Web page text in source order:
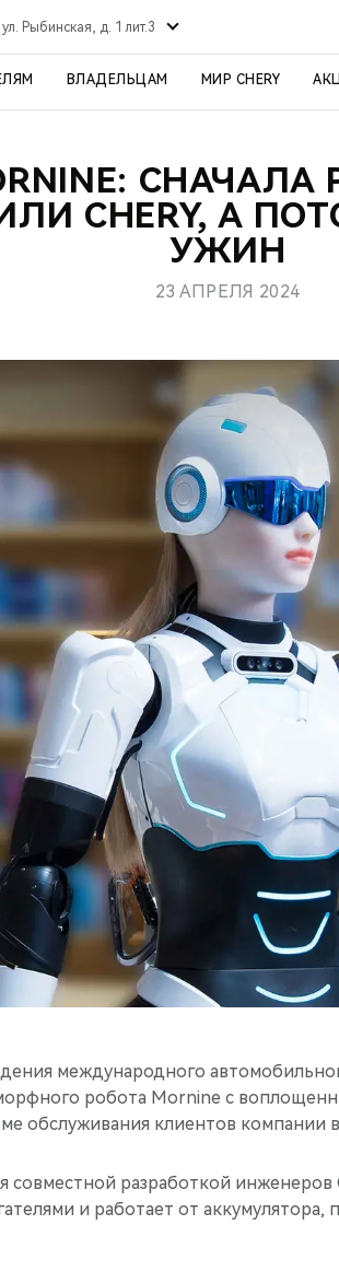
ул. Рыбинская, д. 1 лит.3
ВЛАДЕЛЬЦАМ МИР CHERY
CHERY, А
УЖИН
23 АПРЕЛЯ 2024
международного
робота Mornine с
обслуживания клиентов компании
совместной разработкой инженеров
и работает от аккумулятора,